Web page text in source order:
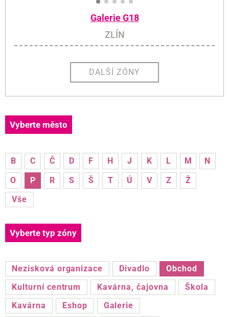
Galerie G18
ZLÍN
DALŠÍ ZÓNY
Vyberte město
B C Č D F H J K L M
N
O
P R S Š T Ú V Z
Ž
Vše
Vyberte typ zóny
Nezisková organizace Divadlo
Obchod
Kulturní centrum
Kavárna, čajovna
Škola
Kavárna
Eshop
Galerie